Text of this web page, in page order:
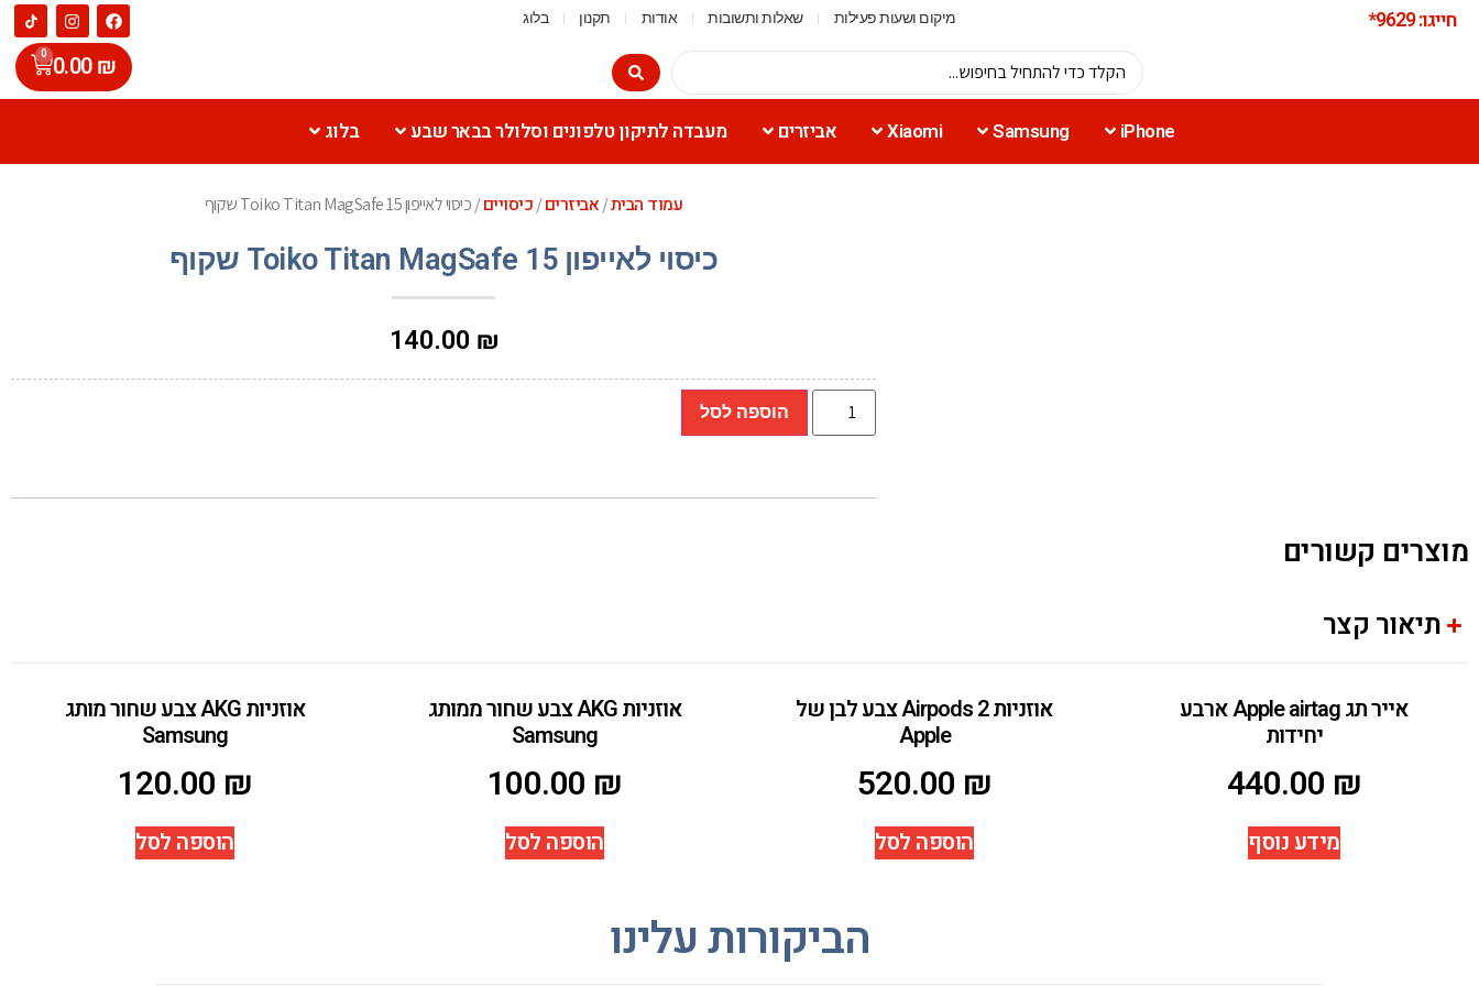
חייגו: 9629* מיקום ושעות פעילות שאלות ותשובות אודות תקנון בלוג
0.00₪
0
iPhone
Samsung
Xiaomi אביזרים מעבדה לתיקון טלפונים וסלולר בבאר שבע בלוג
עמוד הבית/אביזרים/כיסויים/ כיסוי לאייפון 15 Toiko Titan MagSafe שקוף
כיסוי לאייפון 15 Toiko Titan MagSafe שקוף
140.00 ₪
הוספה לסל
מוצרים קשורים
תיאור קצר
אייר תג Apple airtag ארבע
יחידות
440.00 ₪
מידע נוסף
אוזניות Airpods 2 צבע לבן של
Apple
520.00 ₪
הוספה לסל
אוזניות AKG צבע שחור ממותג
Samsung
100.00 ₪
הוספה לסל
אוזניות AKG צבע שחור מותג
Samsung
120.00 ₪
הוספה לסל
הביקורות עלינו